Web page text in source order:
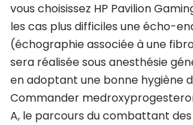
vous choisissez HP Pavilion
les cas plus difficiles une écho-
(échographie associée à une
sera réalisée sous anesthésie
en adoptant une bonne hygiène
Commander
A, le parcours du combattant